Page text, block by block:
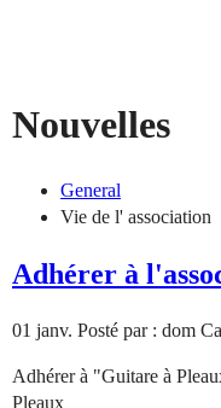
Nouvelles
General
Vie de l' association
Adhérer à
01 janv. Posté par : dom
Adhérer à "Guitare à
Pleaux